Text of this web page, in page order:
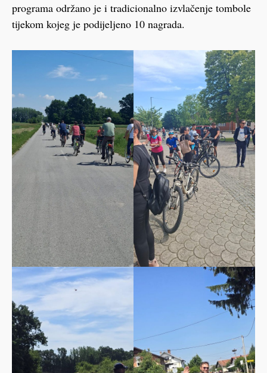
programa održano je i tradicionalno izvlačenje tombole
tijekom kojeg je podijeljeno 10 nagrada.